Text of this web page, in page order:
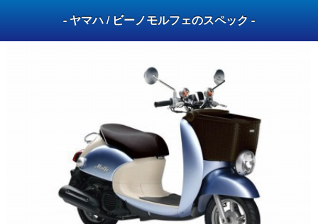
- ヤマハ / ビーノモルフェのスペック -